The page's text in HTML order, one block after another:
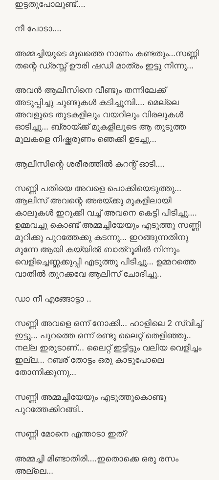
ഇട്ടതുപോലുണ്ട്….
നീ പോടാ….
അമ്മച്ചിയുടെ മുഖത്തെ നാണം കണ്ടതും…സണ്ണി
തന്റെ ഡ്രസ്സ് ഊരി ഷഡി മാത്രം ഇട്ടു നിന്നു…
അവൻ ആലീസിനെ വീണ്ടും തന്നിലേക്ക്
അടുപ്പിച്ചു ചുണ്ടുകൾ കടിച്ചൂമ്പി…. മെല്ലെ
അവളുടെ തുടകളിലും വയറിലും വിരലുകൾ
ഓടിച്ചു… ബ്രായ്ക്ക് മുകളിലൂടെ ആ തുടുത്ത
മുലകളെ നിഷ്ക്കരുണം ഞെക്കി ഉടച്ചു…
ആലീസിന്റെ ശരീരത്തിൽ കറന്റ് ഓടി….
സണ്ണി പതിയെ അവളെ പൊക്കിയെടുത്തു…
ആലിസ് അവന്റെ അരയ്ക്കു മുകളിലായി
കാലുകൾ ഇറുക്കി വച്ച് അവനെ കെട്ടി പിടിച്ചു….
ഉമ്മവച്ചു കൊണ്ട് അമ്മച്ചിയേയും എടുത്തു സണ്ണി
മുറിക്കു പുറത്തേക്കു കടന്നു… ഇറങ്ങുന്നതിനു
മുന്നേ ആയി കയ്യിൽ ബാത്‌റൂമിൽ നിന്നും
വെളിച്ചെണ്ണക്കുപ്പി എടുത്തു പിടിച്ചു… ഉമ്മറത്തെ
വാതിൽ തുറക്കവേ ആലിസ് ചോദിച്ചു..
ഡാ നീ എങ്ങോട്ടാ ..
സണ്ണി അവളെ ഒന്ന് നോക്കി… ഹാളിലെ 2 സ്വിച്ച്
ഇട്ടു… പുറത്തെ ഒന്ന് രണ്ടു ലൈറ്റ് തെളിഞ്ഞു..
നല്ല ഇരുടാണ്… ലൈറ്റ് ഇട്ടിട്ടും വലിയ വെളിച്ചം
ഇല്ല… റബര് തോട്ടം ഒരു കാടുപോലെ
തോന്നിക്കുന്നു…
സണ്ണി അമ്മച്ചിയേയും എടുത്തുകൊണ്ടു
പുറത്തേക്കിറങ്ങി..
സണ്ണി മോനെ എന്താടാ ഇത്?
അമ്മച്ചി മിണ്ടാതിരി….ഇതൊക്കെ ഒരു രസം
അല്ലെ…